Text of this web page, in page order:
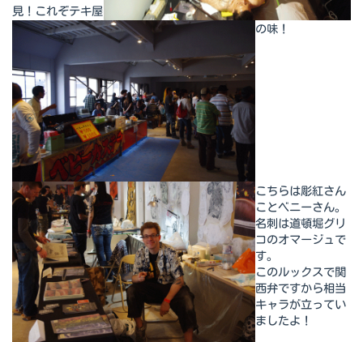
見！これぞテキ屋
の味！
こちらは彫紅さん
ことベニーさん。
名刺は道頓堀グリ
コのオマージュで
す。
このルックスで関
西弁ですから相当
キャラが立ってい
ましたよ！